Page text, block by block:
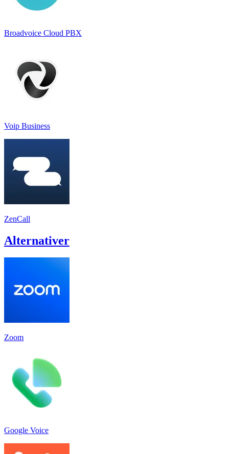
Broadvoice Cloud PBX
Voip Business
ZenCall
Alternativer
Zoom
Google Voice